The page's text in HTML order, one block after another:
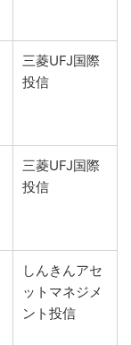
三菱UFJ国際
投信
三菱UFJ国際
投信
しんきんアセ
ットマネジメ
ント投信